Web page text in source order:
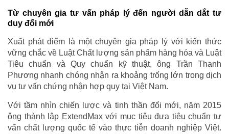
Từ chuyên gia tư vấn pháp lý đến người dẫn dắt tư
duy đổi mới
Xuất phát điểm là một chuyên gia pháp lý với kiến thức
vững chắc về Luật Chất lượng sản phẩm hàng hóa và Luật
Tiêu chuẩn và Quy chuẩn kỹ thuật, ông Trần Thanh
Phương nhanh chóng nhận ra khoảng trống lớn trong dịch
vụ tư vấn chứng nhận hợp quy tại Việt Nam.
Với tầm nhìn chiến lược và tinh thần đổi mới, năm 2015
ông thành lập ExtendMax với mục tiêu đưa tiêu chuẩn tư
vấn chất lượng quốc tế vào thực tiễn doanh nghiệp Việt.